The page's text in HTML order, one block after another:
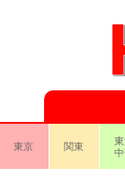
東京 関東